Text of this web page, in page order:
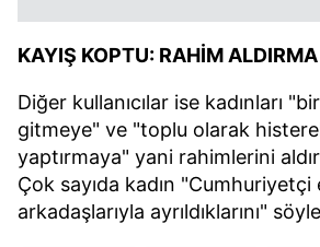
KAYIŞ KOPTU: RAHİM
Diğer kullanıcılar ise kadınları
gitmeye" ve "toplu olarak
yaptırmaya" yani rahimlerini
Çok sayıda kadın "Cumhuriyetçi
arkadaşlarıyla ayrıldıklarını"